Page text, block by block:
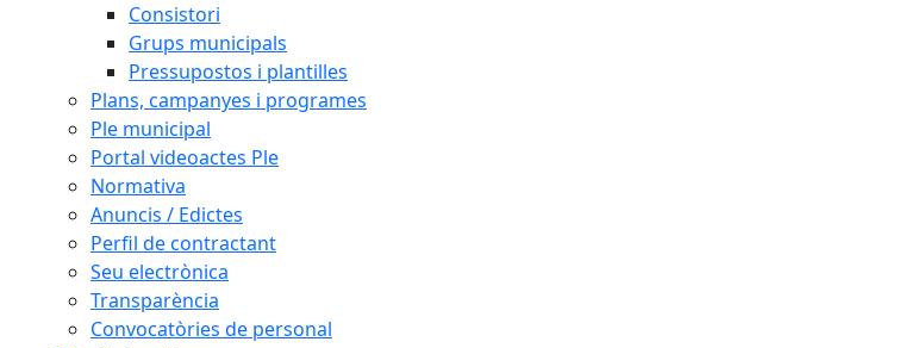
Consistori
Grups municipals
Pressupostos i plantilles
Plans, campanyes i programes
Ple municipal
Portal videoactes Ple
Normativa
Anuncis / Edictes
Perfil de contractant
Seu electrònica
Transparència
Convocatòries de personal